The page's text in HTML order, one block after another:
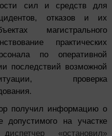
сил и средств для
отказов и их
магистрального
практических
по оперативной
последствий возможной
проверка
получил информацию о
на участке
диспетчер «остановил»